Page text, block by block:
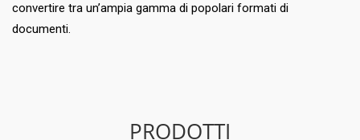
convertire tra un’ampia gamma di popolari formati di
documenti.
PRODOTTI